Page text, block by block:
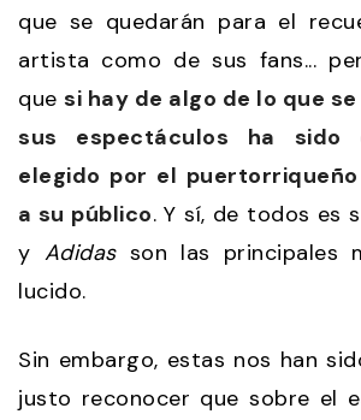
que se quedarán para el
artista como de sus fans...
quesi hay de algo de lo que
sus espectáculos ha sido
elegido por el
a su público. Y sí, de todos es
y Adidasson las principales
lucido.
Sin embargo, estas nos han
justo reconocer que sobre el